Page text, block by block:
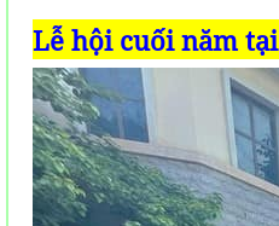
Lễ hội cuối năm tại